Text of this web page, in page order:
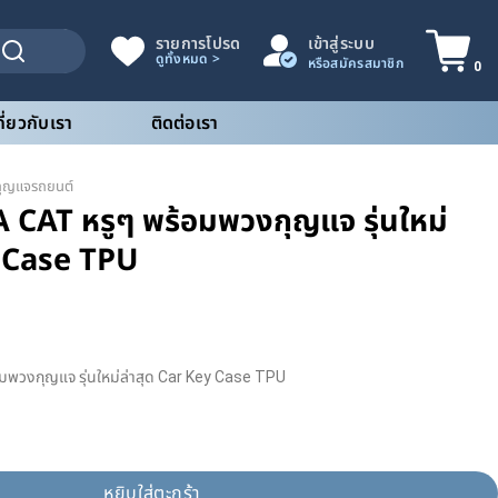
รายการโปรด เข้าสู่ระบบ
0
ยวกับเรา ติดต่อเรา
ญแจรถยนต์
CAT หรูๆ พร้อมพวงกุญแจ รุ่นใหม่
TPU
พวงกุญแจ รุ่นใหม่ล่าสุด Car Key Case TPU
หยิบใส่ตะกร้า